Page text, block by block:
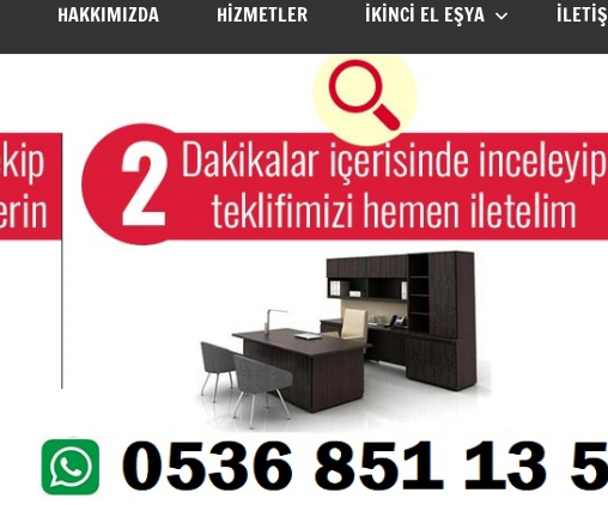
HAKKIMIZDA HIZMETLER İKINCI EL EŞYA